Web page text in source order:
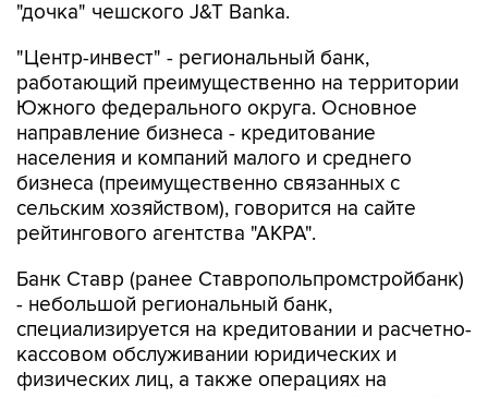
"дочка" чешского J&T Banka.
"Центр-инвест" - региональный банк,
работающий преимущественно на территории
Южного федерального округа. Основное
направление бизнеса - кредитование
населения и компаний малого и среднего
бизнеса (преимущественно связанных с
сельским хозяйством), говорится на сайте
рейтингового агентства "АКРА".
Банк Ставр (ранее Ставропольпромстройбанк)
- небольшой региональный банк,
специализируется на кредитовании и расчетно-
кассовом обслуживании юридических и
физических лиц, а также операциях на